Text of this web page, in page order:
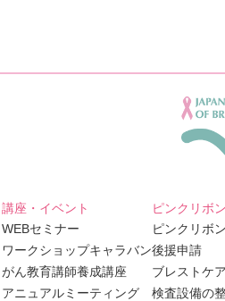
講座・イベント
WEBセミナー
ワークショップキャラバン
がん教育講師養成講座
アニュアルミーティング
ピンクリボ
ピンクリボ
後援申請
ブレストケ
検査設備の